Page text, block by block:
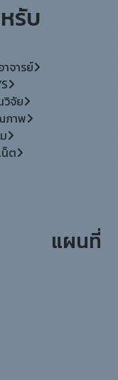
รับ
จารย์
วิจัย
ภาพ
น็ต
แผนที่